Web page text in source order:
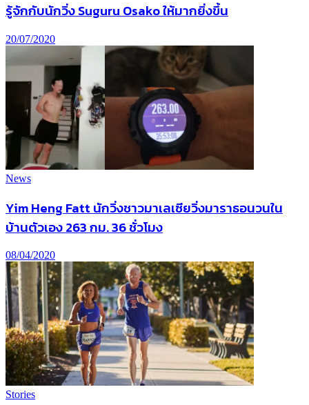
รู้จักกับนักวิ่ง Suguru Osako ให้มากยิ่งขึ้น
20/07/2020
News
Yim Heng Fatt นักวิ่งชาวมาเลเซียวิ่งมาราธอนวนใน
บ้านตัวเอง 263 กม. 36 ชั่วโมง
08/04/2020
Stories